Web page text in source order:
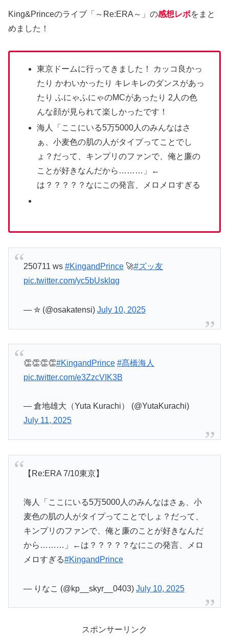
King&Princeのライブ「～Re:ERA～」の感想レポをまと
めました！
東京ドームに行ってきました！ カッコ良かっ
たり かわいかったり キレキレのダンスがあっ
たり ふにゃふにゃのMCがあったり 2人の色
んな顔が見られて楽しかったです！
海人「ここにいる5万5000人のみんなはさ
ぁ、小麦色の肌の人がタイプってことでし
ょ？だって、キンプリのファンで、俺と廉の
ことが好きなんだから………」←
は？？？？？なにこの発言、メロメロすぎる
250711 ws #KingandPrince🚀#ズッ友
pic.twitter.com/yc5bUsklqg
— ✮ (@osakatensi) July 10, 2025
👏👏👏👏#KingandPrince #髙橋海人
pic.twitter.com/e3ZzcVIK3B
— 倉地雄大（Yuta Kurachi） (@YutaKurachi)
July 11, 2025
【Re:ERA 7/10東京】
海人「ここにいる5万5000人のみんなはさぁ、小
麦色の肌の人がタイプってことでしょ？だって、
キンプリのファンで、俺と廉のことが好きなんだ
から………」←は？？？？？なにこの発言、メロ
メロすぎる#KingandPrince
— りなこ (@kp__skyr__0403) July 10, 2025
スポンサーリンク